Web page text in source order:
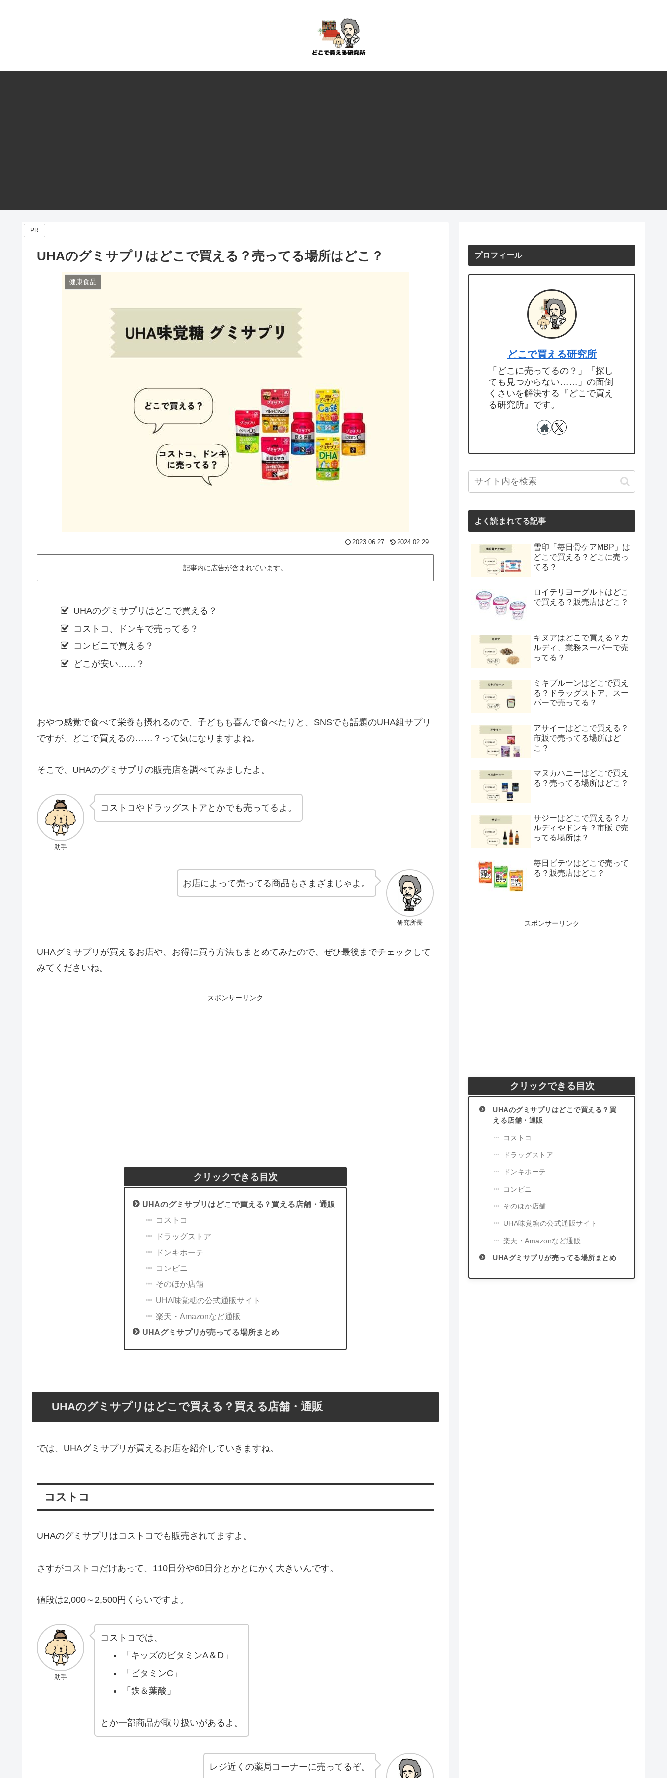
PR
UHAのグミサプリはどこで買える？売ってる場所はどこ？
健康食品
2023.06.27 2024.02.29
記事内に広告が含まれています。
UHAのグミサプリはどこで買える？
コストコ、ドンキで売ってる？
コンビニで買える？
どこが安い……？
おやつ感覚で食べて栄養も摂れるので、子どもも喜んで食べたりと、SNSでも話題のUHA組サプリ
ですが、どこで買えるの……？って気になりますよね。
そこで、UHAのグミサプリの販売店を調べてみましたよ。
助手
コストコやドラッグストアとかでも売ってるよ。
研究所長
お店によって売ってる商品もさまざまじゃよ。
UHAグミサプリが買えるお店や、お得に買う方法もまとめてみたので、ぜひ最後までチェックして
みてくださいね。
スポンサーリンク
クリックできる目次
UHAのグミサプリはどこで買える？買える店舗・通販
コストコ
ドラッグストア
ドンキホーテ
コンビニ
そのほか店舗
UHA味覚糖の公式通販サイト
楽天・Amazonなど通販
UHAグミサプリが売ってる場所まとめ
UHAのグミサプリはどこで買える？買える店舗・通販
では、UHAグミサプリが買えるお店を紹介していきますね。
コストコ
UHAのグミサプリはコストコでも販売されてますよ。
さすがコストコだけあって、110日分や60日分とかとにかく大きいんです。
値段は2,000～2,500円くらいですよ。
助手
コストコでは、
「キッズのビタミンA＆D」
「ビタミンC」
「鉄＆葉酸」
とか一部商品が取り扱いがあるよ。
レジ近くの薬局コーナーに売ってるぞ。
プロフィール
どこで買える研究所
「どこに売ってるの？」「探し
ても見つからない……」の面倒
くさいを解決する『どこで買え
る研究所』です。
よく読まれてる記事
雪印「毎日骨ケアMBP」は
どこで買える？どこに売っ
てる？
ロイテリヨーグルトはどこ
で買える？販売店はどこ？
キヌアはどこで買える？カ
ルディ、業務スーパーで売
ってる？
ミキプルーンはどこで買え
る？ドラッグストア、スー
パーで売ってる？
アサイーはどこで買える？
市販で売ってる場所はど
こ？
マヌカハニーはどこで買え
る？売ってる場所はどこ？
サジーはどこで買える？カ
ルディやドンキ？市販で売
ってる場所は？
毎日ビテツはどこで売って
る？販売店はどこ？
スポンサーリンク
クリックできる目次
UHAのグミサプリはどこで買える？買
える店舗・通販
コストコ
ドラッグストア
ドンキホーテ
コンビニ
そのほか店舗
UHA味覚糖の公式通販サイト
楽天・Amazonなど通販
UHAグミサプリが売ってる場所まとめ